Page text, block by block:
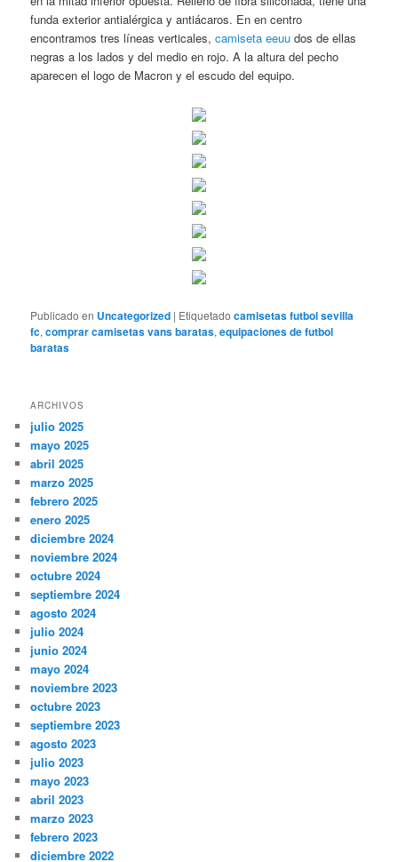
funda exterior antialérgica y antiácaros. En en centro
encontramos tres líneas verticales,camiseta eeuu dos de ellas
negras a los lados y del medio en rojo. A la altura del pecho
aparecen el logo de Macron y el escudo del equipo.
Publicado en Uncategorized | Etiquetado camisetas futbol sevilla
fc,comprar camisetas vans baratas,equipaciones de futbol
baratas
ARCHIVOS
julio 2025
mayo 2025
abril 2025
marzo 2025
febrero 2025
enero 2025
diciembre 2024
noviembre 2024
octubre 2024
septiembre 2024
agosto 2024
julio 2024
junio 2024
mayo 2024
noviembre 2023
octubre 2023
septiembre 2023
agosto 2023
julio 2023
mayo 2023
abril 2023
marzo 2023
febrero 2023
diciembre 2022